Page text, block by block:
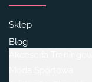
Sklep
Blog